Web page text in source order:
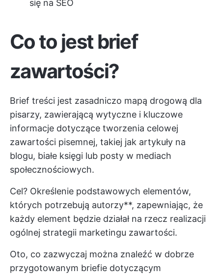
się na SEO
Co to jest brief
zawartości?
Brief treści jest zasadniczo mapą drogową dla
pisarzy, zawierającą wytyczne i kluczowe
informacje dotyczące tworzenia celowej
zawartości pisemnej, takiej jak artykuły na
blogu, białe księgi lub posty w mediach
społecznościowych.
Cel? Określenie podstawowych elementów,
których potrzebują autorzy**, zapewniając, że
każdy element będzie działał na rzecz realizacji
ogólnej strategii marketingu zawartości.
Oto, co zazwyczaj można znaleźć w dobrze
przygotowanym briefie dotyczącym